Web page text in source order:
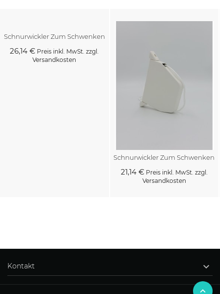
Schnurwickler Zum Schwenken
26,14 € Preis inkl. MwSt. zzgl.
Versandkosten
Schnurwickler Zum Schwenken
21,14 €Preis inkl. MwSt. zzgl.
Versandkosten
Kontakt 